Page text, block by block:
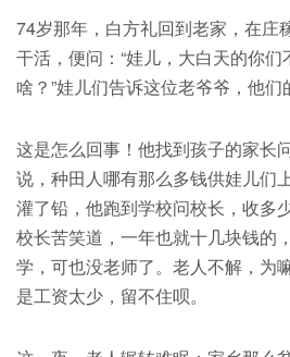
74岁那年，白方礼回到老家，在庄
干活，便问：“娃儿，大白天的你
啥？”娃儿们告诉这位老爷爷，他们
这是怎么回事！他找到孩子的家长
说，种田人哪有那么多钱供娃儿们
灌了铅，他跑到学校问校长，收多
校长苦笑道，一年也就十几块钱的
学，可也没老师了。老人不解，为
是工资太少，留不住呗。